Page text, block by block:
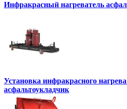
Инфракрасный нагреватель
Установка инфракрасного
асфальтоукладчик